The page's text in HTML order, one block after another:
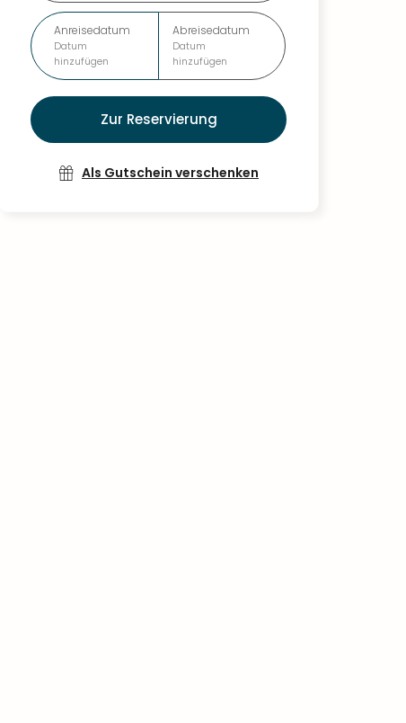
Anreisedatum
Datum
hinzufügen
Abreisedatum
Datum
hinzufügen
Zur Reservierung
Als Gutschein verschenken